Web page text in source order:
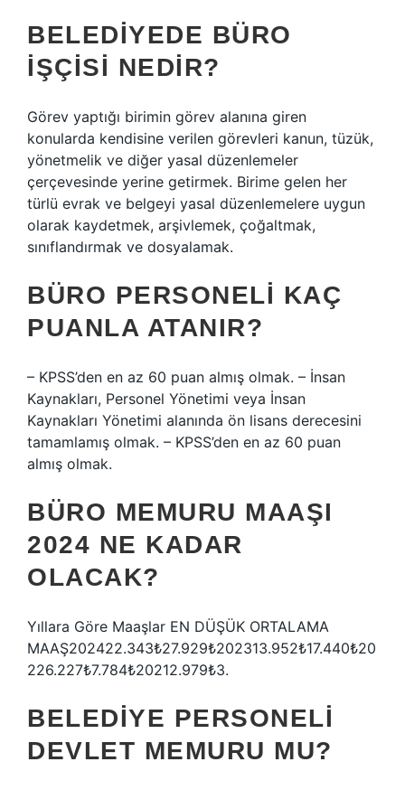
BELEDIYEDE BÜRO
IŞÇISI NEDIR?
Görev yaptığı birimin görev alanına giren
konularda kendisine verilen görevleri kanun, tüzük,
yönetmelik ve diğer yasal düzenlemeler
çerçevesinde yerine getirmek. Birime gelen her
türlü evrak ve belgeyi yasal düzenlemelere uygun
olarak kaydetmek, arşivlemek, çoğaltmak,
sınıflandırmak ve dosyalamak.
BÜRO PERSONELI KAÇ
PUANLA ATANIR?
– KPSS’den en az 60 puan almış olmak. – İnsan
Kaynakları, Personel Yönetimi veya İnsan
Kaynakları Yönetimi alanında ön lisans derecesini
tamamlamış olmak. – KPSS’den en az 60 puan
almış olmak.
BÜRO MEMURU MAAŞI
2024 NE KADAR
OLACAK?
Yıllara Göre Maaşlar EN DÜŞÜK ORTALAMA
MAAŞ202422.343₺27.929₺202313.952₺17.440₺20
226.227₺7.784₺20212.979₺3.
BELEDIYE PERSONELI
DEVLET MEMURU MU?